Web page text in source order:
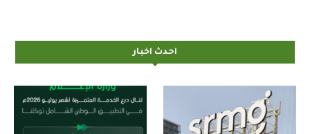
احدث اخبار